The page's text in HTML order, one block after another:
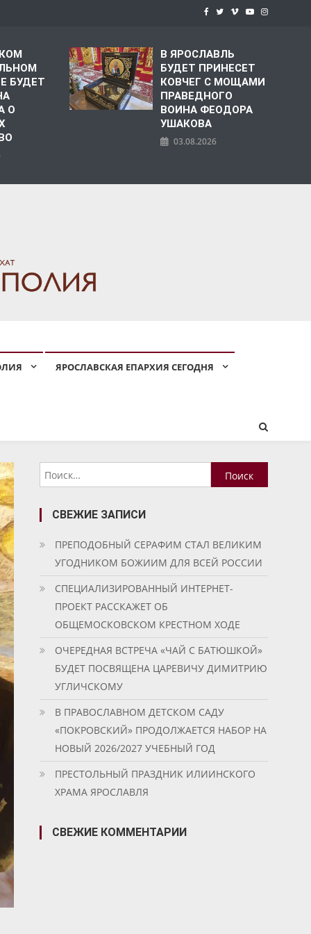
БУДЕТ
О
В ЯРОСЛАВЛЬ
БУДЕТ ПРИНЕСЕТ
КОВЧЕГ С МОЩАМИ
ПРАВЕДНОГО
ВОИНА ФЕОДОРА
УШАКОВА
03.08.2026
ЯРОСЛАВСКАЯ ЕПАРХИЯ СЕГОДНЯ
Найти:
СВЕЖИЕ ЗАПИСИ
ПРЕПОДОБНЫЙ СЕРАФИМ СТАЛ ВЕЛИКИМ
УГОДНИКОМ БОЖИИМ ДЛЯ ВСЕЙ РОССИИ
СПЕЦИАЛИЗИРОВАННЫЙ ИНТЕРНЕТ-
ПРОЕКТ РАССКАЖЕТ ОБ
ОБЩЕМОСКОВСКОМ КРЕСТНОМ ХОДЕ
ОЧЕРЕДНАЯ ВСТРЕЧА «ЧАЙ С БАТЮШКОЙ»
БУДЕТ ПОСВЯЩЕНА ЦАРЕВИЧУ ДИМИТРИЮ
УГЛИЧСКОМУ
В ПРАВОСЛАВНОМ ДЕТСКОМ САДУ
«ПОКРОВСКИЙ» ПРОДОЛЖАЕТСЯ НАБОР НА
НОВЫЙ 2026/2027 УЧЕБНЫЙ ГОД
ПРЕСТОЛЬНЫЙ ПРАЗДНИК ИЛИИНСКОГО
ХРАМА ЯРОСЛАВЛЯ
СВЕЖИЕ КОММЕНТАРИИ